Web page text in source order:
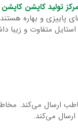
تولید کاپشن کاپشن‌
پاییزی و بهاره هستند.
متفاوت و زیبا
ارسال می‌کند.
ارسال می‌کند.